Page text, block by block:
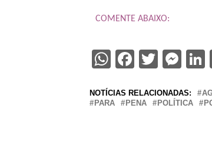
COMENTE ABAIXO:
WhatsApp
Facebook
NOTÍCIAS RELACIONADAS:
PARA
PENA POLÍTICA